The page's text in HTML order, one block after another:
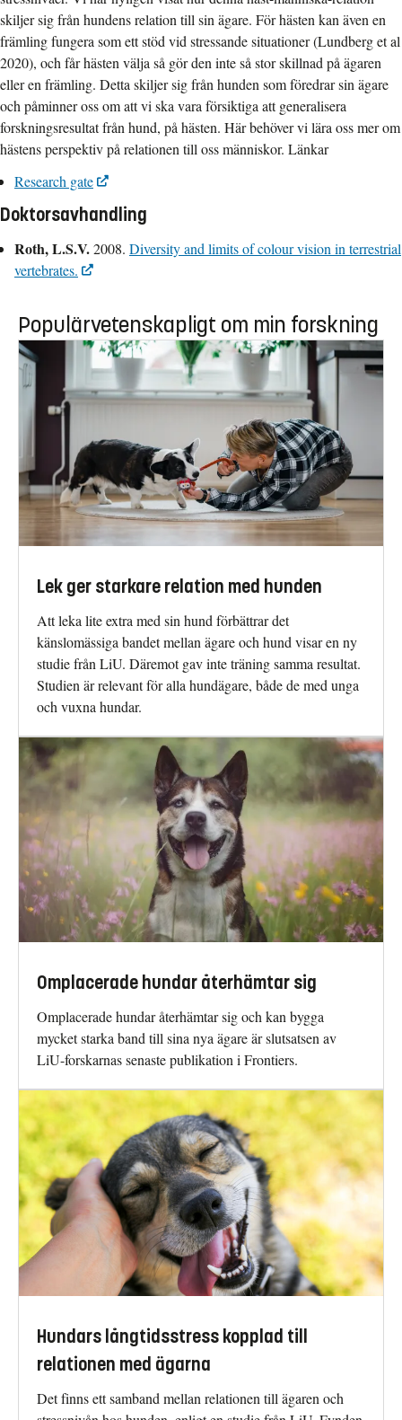
skiljer sig från hundens relation till sin ägare. För hästen kan även en
främling fungera som ett stöd vid stressande situationer (Lundberg et al
2020), och får hästen välja så gör den inte så stor skillnad på ägaren
eller en främling. Detta skiljer sig från hunden som föredrar sin ägare
och påminner oss om att vi ska vara försiktiga att generalisera
forskningsresultat från hund, på hästen. Här behöver vi lära oss mer om
hästens perspektiv på relationen till oss människor. Länkar
Research gate
Doktorsavhandling
Roth, L.S.V.2008. Diversity and limits of colour vision in terrestrial
vertebrates.
Populärvetenskapligt om min forskning
Lek ger starkare relation med hunden
Att leka lite extra med sin hund förbättrar det
känslomässiga bandet mellan ägare och hund visar en ny
studie från LiU. Däremot gav inte träning samma resultat.
Studien är relevant för alla hundägare, både de med unga
och vuxna hundar.
Omplacerade hundar återhämtar sig
Omplacerade hundar återhämtar sig och kan bygga
mycket starka band till sina nya ägare är slutsatsen av
LiU-forskarnas senaste publikation i Frontiers.
Hundars långtidsstress kopplad till
relationen med ägarna
Det finns ett samband mellan relationen till ägaren och